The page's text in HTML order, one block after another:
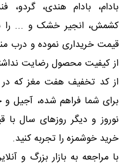
بادام، بادام هندی، گردو،
کشمش، انجیر خشک و ... را
قیمت خریداری نموده و درب
از کیفیت محصول رضایت
از کد تخفیف هفت مغز که
برای شما فراهم شده، آجیل و
نوروز و دیگر روزهای سال با
خرید خوشمزه را تجربه کنید.
با مراجعه به بازار بزرگ و